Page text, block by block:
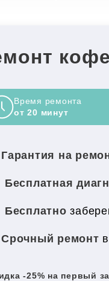
Время ремонта
от 20 минут
Гарантия на
Бесплатная
Бесплатно
Срочный ремонт
-25% на первый